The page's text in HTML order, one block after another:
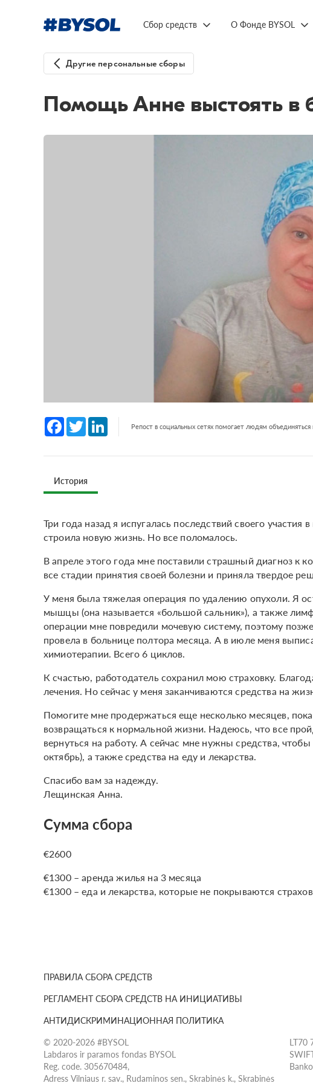
Сбор средств О Фонде BYSOL
Другие персональные сборы
Помощь Анне выстоять в
Facebook
Twitter LinkedInРепост в социальных сетях помогает людям
История
Три года назад я испугалась последствий своего
строила новую жизнь. Но все поломалось.
В апреле этого года мне поставили страшный диагноз к
все стадии принятия своей болезни и приняла твердое
У меня была тяжелая операция по удалению опухоли. Я
мышцы (она называется «большой сальник»), а также
операции мне повредили мочевую систему, поэтому
провела в больнице полтора месяца. А в июле меня
химиотерапии. Всего 6 циклов.
К счастью, работодатель сохранил мою страховку.
лечения. Но сейчас у меня заканчиваются средства на
Помогите мне продержаться еще несколько месяцев,
возвращаться к нормальной жизни. Надеюсь, что все
вернуться на работу. А сейчас мне нужны средства,
октябрь), а также средства на еду и лекарства.
Спасибо вам за надежду.
Лещинская Анна.
Сумма сбора
€2600
€1300 – аренда жилья на 3 месяца
€1300 – еда и лекарства, которые не покрываются
ПРАВИЛА СБОРА СРЕДСТВ
РЕГЛАМЕНТ СБОРА СРЕДСТВ НА ИНИЦИАТИВЫ
АНТИДИСКРИМИНАЦИОННАЯ ПОЛИТИКА
© 2020-2026 #BYSOL
Labdaros ir paramos fondas BYSOL
Reg. code. 305670484,
Adress Vilniaus r. sav., Rudaminos sen., Skrabinės k., Skrabinės
LT70